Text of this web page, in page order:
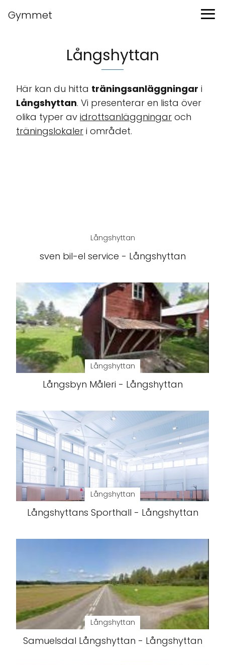
Gymmet
Långshyttan
Här kan du hitta träningsanläggningar i
Långshyttan. Vi presenterar en lista över
olika typer av idrottsanläggningar och
träningslokaler i området.
Långshyttan
sven bil-el service - Långshyttan
Långshyttan
Långsbyn Måleri - Långshyttan
Långshyttan
Långshyttans Sporthall - Långshyttan
Långshyttan
Samuelsdal Långshyttan - Långshyttan